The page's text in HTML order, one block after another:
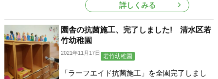
詳しくみる
園舎の抗菌施工、完了しました! 清水区若
竹幼稚園
2021年11月17日 若竹幼稚園
「ラーフエイド抗菌施工」を全園完了しまし